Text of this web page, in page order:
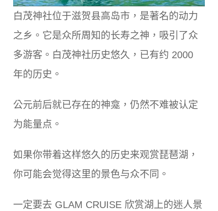
白茂神社位于滋贺县高岛市，是著名的动力
之乡。它是众所周知的长寿之神，吸引了众
多游客。白茂神社历史悠久，已有约 2000
年的历史。
公元前后就已存在的神龛，仍然不难被认定
为能量点。
如果你带着这样悠久的历史来观赏琵琶湖，
你可能会觉得这里的景色与众不同。
一定要去 GLAM CRUISE 欣赏湖上的迷人景